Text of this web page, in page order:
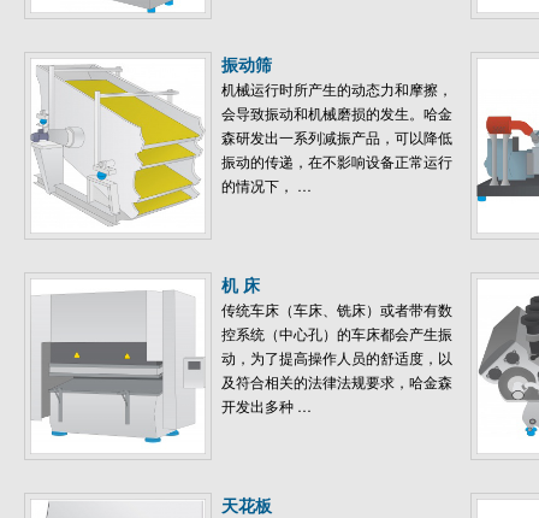
振动筛
机械运行时所产生的动态力和摩擦，
会导致振动和机械磨损的发生。哈金
森研发出一系列减振产品，可以降低
振动的传递，在不影响设备正常运行
的情况下， …
机 床
传统车床（车床、铣床）或者带有数
控系统（中心孔）的车床都会产生振
动，为了提高操作人员的舒适度，以
及符合相关的法律法规要求，哈金森
开发出多种 …
天花板